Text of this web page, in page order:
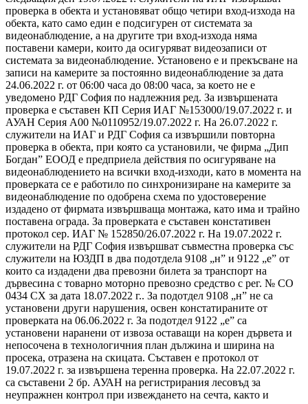
проверка в обекта и установяват общо четири вход-изхода на
обекта, като само един е подсигурен от системата за
видеонаблюдение, а на другите три вход-изхода няма
поставени камери, които да осигуряват видеозаписи от
системата за видеонаблюдение. Установено е и прекъсване на
записи на камерите за постоянно видеонаблюдение за дата
24.06.2022 г. от 06:00 часа до 08:00 часа, за което не е
уведомено РДГ София по надлежния ред. За извършената
проверка е съставен КП Серия ИАГ №153000/19.07.2022 г. и
АУАН Серия А00 №0110952/19.07.2022 г. На 26.07.2022 г.
служители на ИАГ и РДГ София са извършили повторна
проверка в обекта, при която са установили, че фирма „Дип
Богдан” ЕООД е предприела действия по осигуряване на
видеонаблюдението на всички вход-изходи, като в момента на
проверката се е работило по синхронизиране на камерите за
видеонаблюдение по одобрена схема по удостоверение
издадено от фирмата извършваща монтажа, като има и трайно
поставена ограда. За проверката е съставен констативен
протокол сер. ИАГ № 152850/26.07.2022 г. На 19.07.2022 г.
служители на РДГ София извършват съвместна проверка със
служители на ЮЗДП в два подотдела 9108 „н” и 9122 „е” от
които са издадени два превозни билета за транспорт на
дървесина с товарно моторно превозно средство с рег. № СО
0434 СХ за дата 18.07.2022 г.. За подотдел 9108 „н” не са
установени други нарушения, освен констатираните от
проверката на 06.06.2022 г. За подотдел 9122 „е” са
установени наранени от извоза оставащи на корен дървета и
непосочена в технологичния план дължина и ширина на
просека, отразена на скицата. Съставен е протокол от
19.07.2022 г. за извършена теренна проверка. На 22.07.2022 г.
са съставени 2 бр. АУАН на регистрирания лесовъд за
неупражнен контрол при извеждането на сечта, както и